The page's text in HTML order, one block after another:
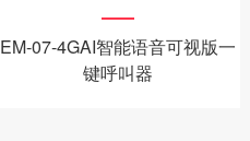
EM-07-4GAI智能语音可视版一
键呼叫器